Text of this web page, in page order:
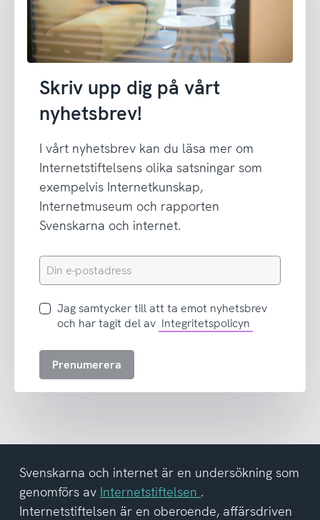
Skriv upp dig på vårt
nyhetsbrev!
I vårt nyhetsbrev kan du läsa mer om
Internetstiftelsens olika satsningar som
exempelvis Internetkunskap,
Internetmuseum och rapporten
Svenskarna och internet.
Din
e-
Jag
samtycker
att
del
av
integritetspolicyn
Jag samtycker till att ta emot nyhetsbrev
och har tagit del av Integritetspolicyn
Prenumerera
Svenskarna och internet är en undersökning som
genomförs av Internetstiftelsen .
Internetstiftelsen är en oberoende, affärsdriven